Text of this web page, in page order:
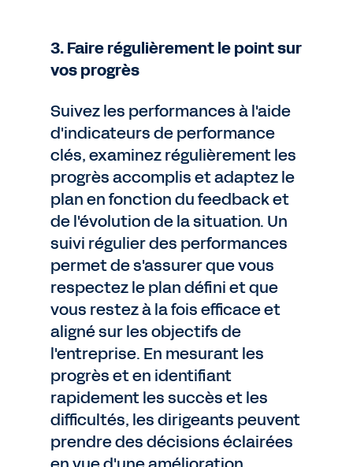
3. Faire régulièrement le point sur
vos progrès
Suivez les performances à l'aide
d'indicateurs de performance
clés, examinez régulièrement les
progrès accomplis et adaptez le
plan en fonction du feedback et
de l'évolution de la situation. Un
suivi régulier des performances
permet de s'assurer que vous
respectez le plan défini et que
vous restez à la fois efficace et
aligné sur les objectifs de
l'entreprise. En mesurant les
progrès et en identifiant
rapidement les succès et les
difficultés, les dirigeants peuvent
prendre des décisions éclairées